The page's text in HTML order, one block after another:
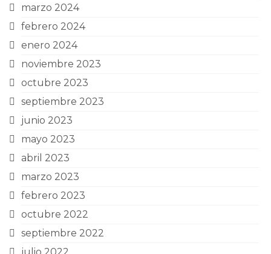
marzo 2024
febrero 2024
enero 2024
noviembre 2023
octubre 2023
septiembre 2023
junio 2023
mayo 2023
abril 2023
marzo 2023
febrero 2023
octubre 2022
septiembre 2022